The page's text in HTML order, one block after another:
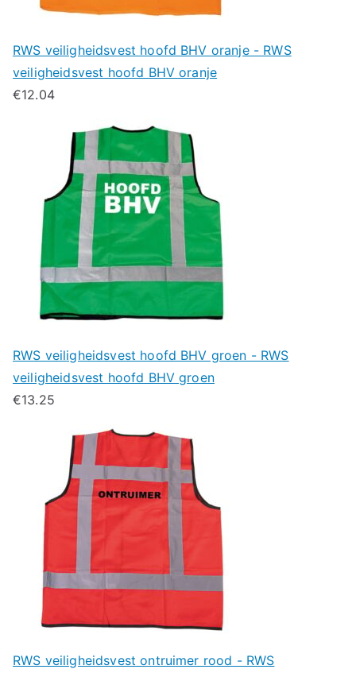
RWS veiligheidsvest hoofd BHV oranje - RWS
veiligheidsvest hoofd BHV oranje
€12.04
RWS veiligheidsvest hoofd BHV groen - RWS
veiligheidsvest hoofd BHV groen
€13.25
RWS veiligheidsvest ontruimer rood - RWS